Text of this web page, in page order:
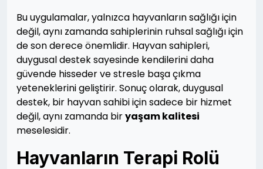
Bu uygulamalar, yalnızca hayvanların sağlığı için
değil, aynı zamanda sahiplerinin ruhsal sağlığı için
de son derece önemlidir. Hayvan sahipleri,
duygusal destek sayesinde kendilerini daha
güvende hisseder ve stresle başa çıkma
yeteneklerini geliştirir. Sonuç olarak, duygusal
destek, bir hayvan sahibi için sadece bir hizmet
değil, aynı zamanda biryaşam kalitesi
meselesidir.
Hayvanların Terapi Rolü